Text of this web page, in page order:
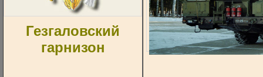
Гезгаловский
гарнизон